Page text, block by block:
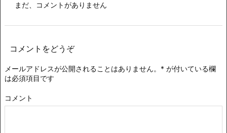
まだ、コメントがありません
コメントをどうぞ
メールアドレスが公開されることはありません。 * が付いている欄
は必須項目です
コメント